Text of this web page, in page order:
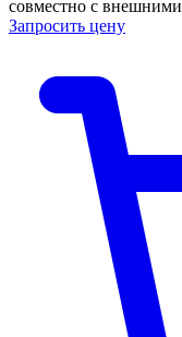
совместно с
Запросить цену